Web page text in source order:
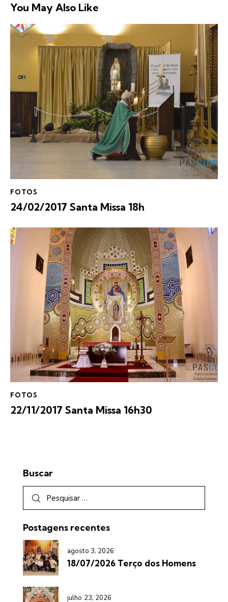
You May Also Like
FOTOS
24/02/2017 Santa Missa 18h
FOTOS
22/11/2017 Santa Missa 16h30
Buscar
Postagens recentes
agosto 3, 2026
18/07/2026 Terço dos Homens
julho 23, 2026